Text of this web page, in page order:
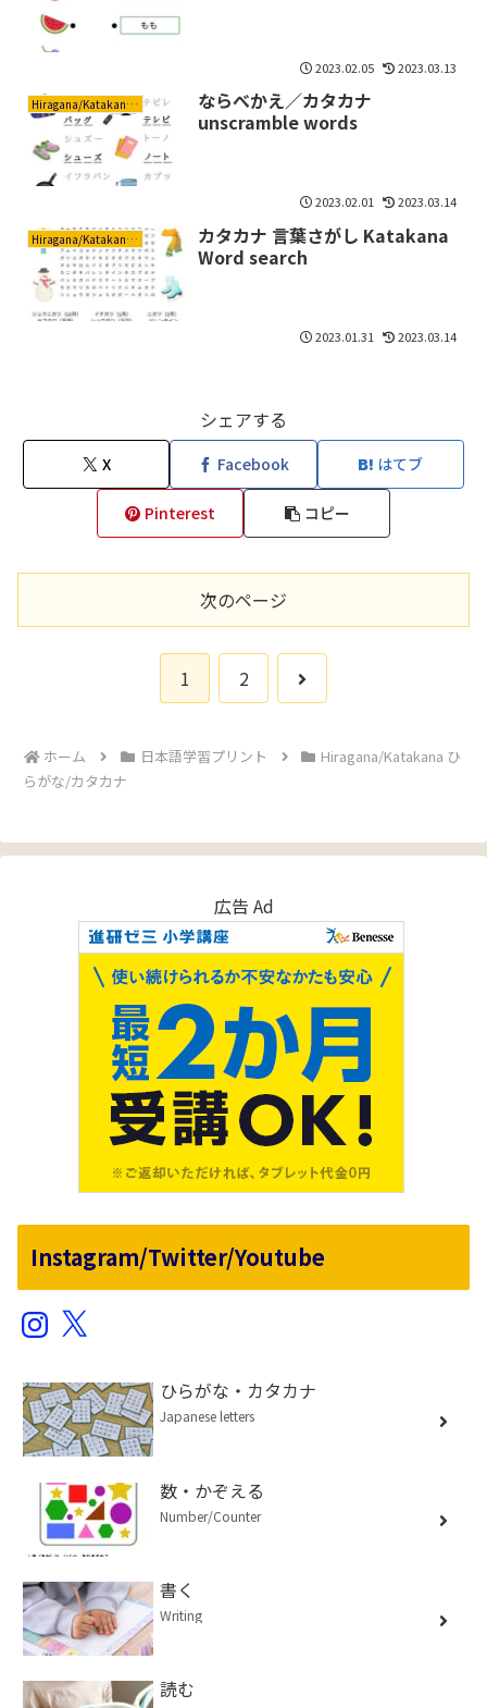
2023.02.05 2023.03.13
Hiragana/Katakana ひらがな/カタカナ
ならべかえ／カタカナ
unscramble words
2023.02.01 2023.03.14
Hiragana/Katakana ひらがな/カタカナ
カタカナ 言葉さがし Katakana
Word search
2023.01.31 2023.03.14
シェアする
X Facebook はてブ
Pinterest コピー
次のページ
1 2
次
ホーム 日本語学習プリント
Hiragana/Katakana ひ
らがな/カタカナ
広告 Ad
Instagram/Twitter/Youtube
Instagram
X
ひらがな・カタカナ
Japanese letters
数・かぞえる
Number/Counter
書く
Writing
読む